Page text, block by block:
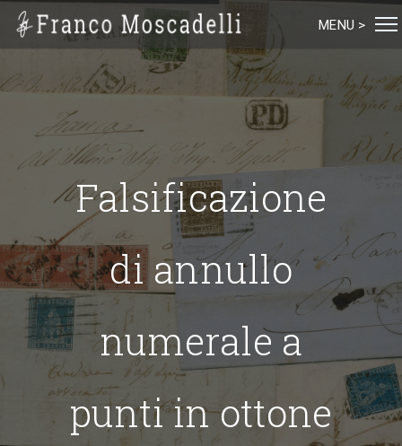
Falsificazione
di annullo
numerale a
punti in ottone
MENU >